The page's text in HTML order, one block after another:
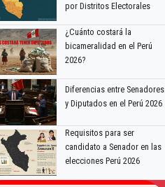
por Distritos Electorales
¿Cuánto costará la
bicameralidad en el Perú
2026?
Diferencias entre Senadores
y Diputados en el Perú 2026
Requisitos para ser
candidato a Senador en las
elecciones Perú 2026